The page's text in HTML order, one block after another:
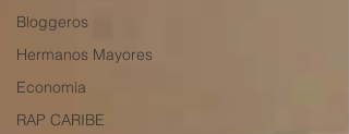
Bloggeros
Hermanos Mayores
Economía
RAP CARIBE